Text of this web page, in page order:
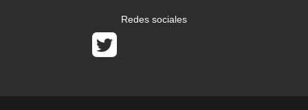
Redes sociales